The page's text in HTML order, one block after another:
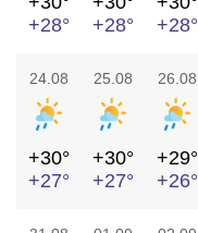
+28°
+28°
+28°
24.08
+30°
+27°
25.08
+30°
+27°
26.08
+29°
+26°